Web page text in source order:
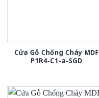
Cửa Gỗ Chống Cháy MDF
P1R4-C1-a-SGD